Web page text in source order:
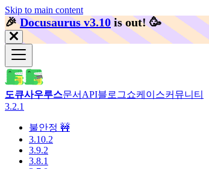
Skip to main content
🎉️Docusaurus v3.10 is out! 🥳️
도큐사우루스문서 API블로그쇼케이스커뮤니티
3.2.1
불안정 🚧
3.10.2
3.9.2
3.8.1